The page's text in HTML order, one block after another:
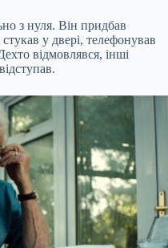
з нуля. Він придбав
у двері, телефонував
відмовлявся, інші